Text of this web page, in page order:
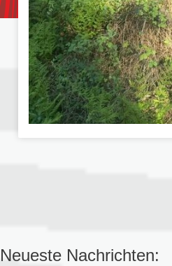
Neueste Nachrichten: